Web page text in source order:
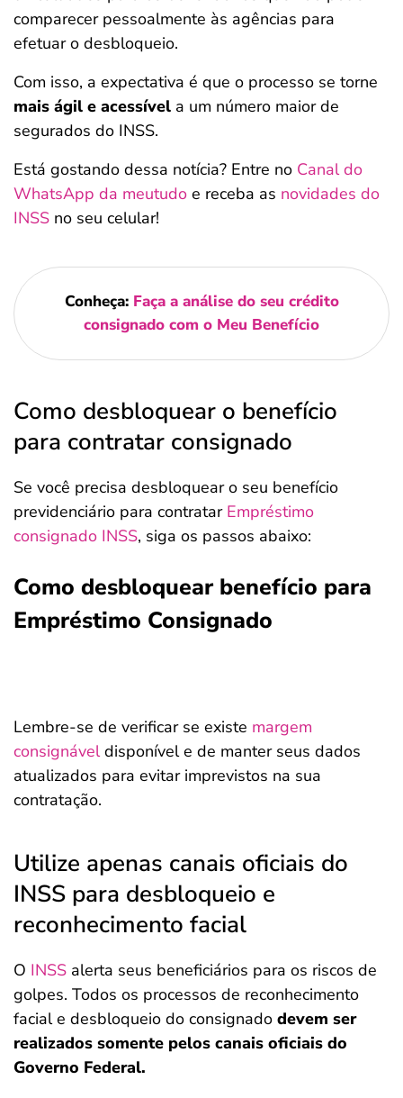
comparecer pessoalmente às agências para
efetuar o desbloqueio.
Com isso, a expectativa é que o processo se torne
mais ágil e acessível a um número maior de
segurados do INSS.
Está gostando dessa notícia? Entre no Canal do
WhatsApp da meutudo e receba as novidades do
INSS no seu celular!
Conheça: Faça a análise do seu crédito
consignado com o Meu Benefício
Como desbloquear o benefício
para contratar consignado
Se você precisa desbloquear o seu benefício
previdenciário para contratar Empréstimo
consignado INSS, siga os passos abaixo:
Como desbloquear benefício para
Empréstimo Consignado
Lembre-se de verificar se existe margem
consignáveldisponível e de manter seus dados
atualizados para evitar imprevistos na sua
contratação.
Utilize apenas canais oficiais do
INSS para desbloqueio e
reconhecimento facial
O INSS alerta seus beneficiários para os riscos de
golpes. Todos os processos de reconhecimento
facial e desbloqueio do consignado devem ser
realizados somente pelos canais oficiais do
Governo Federal.